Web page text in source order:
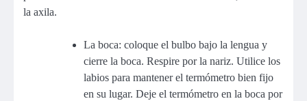
la axila.
La boca: coloque el bulbo bajo la lengua y
cierre la boca. Respire por la nariz. Utilice los
labios para mantener el termómetro bien fijo
en su lugar. Deje el termómetro en la boca por